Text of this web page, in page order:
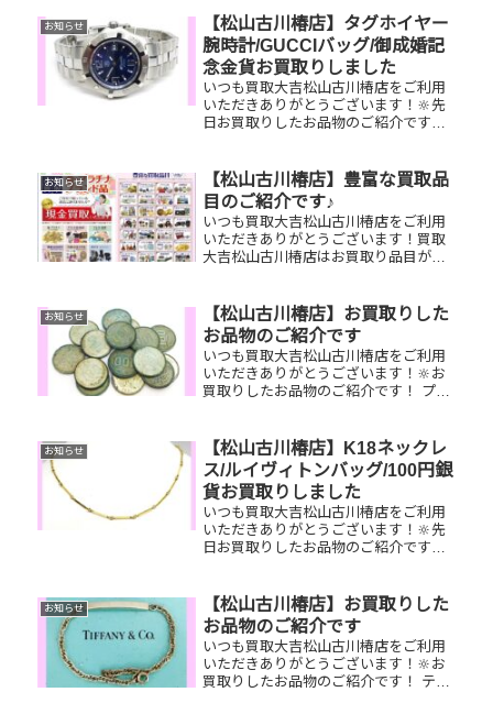
お知らせ
【松山古川椿店】タグホイヤー
腕時計/GUCCIバッグ/御成婚記
念金貨お買取りしました
いつも買取大吉松山古川椿店をご利用
いただきありがとうございます！🔆先
日お買取りしたお品物のご紹介です。
品物はございませんか？ぜひ買取大吉
松山古川椿店にお査定させて...
お知らせ
【松山古川椿店】豊富な買取品
目のご紹介です♪
いつも買取大吉松山古川椿店をご利用
いただきありがとうございます！買取
大吉松山古川椿店はお買取り品目が豊
断られたものや、片手でお持ちいただ
けるものならお買取りできるお品が...
お知らせ
【松山古川椿店】お買取りした
お品物のご紹介です
いつも買取大吉松山古川椿店をご利用
いただきありがとうございます！🔆お
買取りしたお品物のご紹介です！ プレ
っているお品物はございませんか？そ
のお品物ぜひ！買取大吉松山古川...
お知らせ
【松山古川椿店】K18ネックレ
ス/ルイヴィトンバッグ/100円銀
貨お買取りしました
いつも買取大吉松山古川椿店をご利用
いただきありがとうございます！🔆先
日お買取りしたお品物のご紹介です。
はございませんか？ぜひ買取大吉松山
古川椿店にお査定させてください...
お知らせ
【松山古川椿店】お買取りした
お品物のご紹介です
いつも買取大吉松山古川椿店をご利用
いただきありがとうございます！🔆お
買取りしたお品物のご紹介です！ ティ